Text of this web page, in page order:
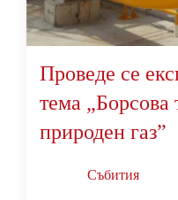
Проведе се
тема „Борсова
природен газ”
Събития